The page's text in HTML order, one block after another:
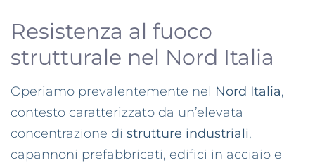
Resistenza al fuoco
strutturale nel Nord Italia
Operiamo prevalentemente nel Nord Italia,
contesto caratterizzato da un’elevata
concentrazione di strutture industriali,
capannoni prefabbricati, edifici in acciaio e